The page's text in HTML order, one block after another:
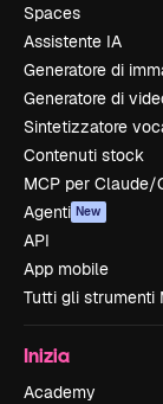
Spaces
Assistente IA
Generatore di
Generatore di
Sintetizzatore
Contenuti stock
MCP per Claude/
Agenti New
API
App mobile
Tutti gli strumenti
Inizia
Academy